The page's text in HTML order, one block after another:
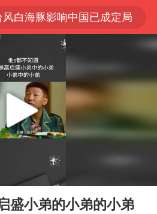
风白海豚影响中国已成定局
明石林火把节
台风白海豚即将进入48小时警戒线
国编制完成新版全月地质图
80后女柜员逆袭成4200亿银行副行长
盛小弟的小弟的小弟